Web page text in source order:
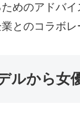
めのアドバ
とのコラボレ
ルから女